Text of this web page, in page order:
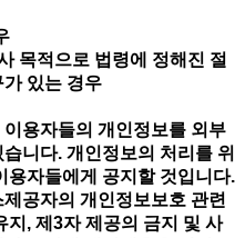
목적으로 법령에 정해진 절
있는 경우
용자들의 개인정보를 외부
니다. 개인정보의 처리를 위
용자들에게 공지할 것입니다.
공자의 개인정보보호 관련
지, 제3자 제공의 금지 및 사